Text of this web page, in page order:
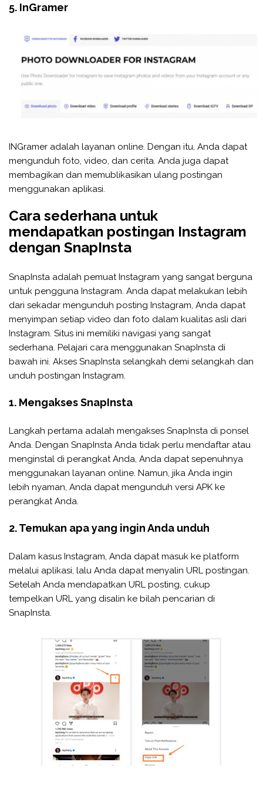
5. InGramer
INGramer adalah layanan online. Dengan itu, Anda dapat
mengunduh foto, video, dan cerita. Anda juga dapat
membagikan dan memublikasikan ulang postingan
menggunakan aplikasi.
Cara sederhana untuk
mendapatkan postingan Instagram
dengan SnapInsta
SnapInsta adalah pemuat Instagram yang sangat berguna
untuk pengguna Instagram. Anda dapat melakukan lebih
dari sekadar mengunduh posting Instagram, Anda dapat
menyimpan setiap video dan foto dalam kualitas asli dari
Instagram. Situs ini memiliki navigasi yang sangat
sederhana. Pelajari cara menggunakan SnapInsta di
bawah ini. Akses SnapInsta selangkah demi selangkah dan
unduh postingan Instagram.
1. Mengakses SnapInsta
Langkah pertama adalah mengakses SnapInsta di ponsel
Anda. Dengan SnapInsta Anda tidak perlu mendaftar atau
menginstal di perangkat Anda, Anda dapat sepenuhnya
menggunakan layanan online. Namun, jika Anda ingin
lebih nyaman, Anda dapat mengunduh versi APK ke
perangkat Anda.
2. Temukan apa yang ingin Anda unduh
Dalam kasus Instagram, Anda dapat masuk ke platform
melalui aplikasi, lalu Anda dapat menyalin URL postingan.
Setelah Anda mendapatkan URL posting, cukup
tempelkan URL yang disalin ke bilah pencarian di
SnapInsta.